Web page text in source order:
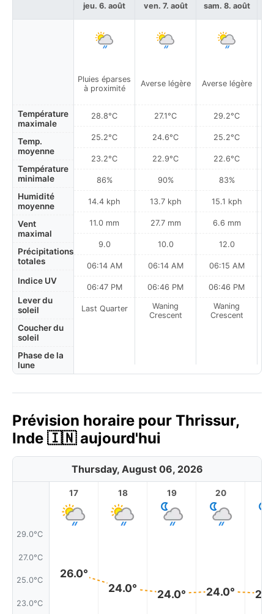
Température
maximale
Temp.
moyenne
Température
minimale
Humidité
moyenne
Vent
maximal
Précipitations
totales
Indice UV
Lever du
soleil
Coucher du
soleil
Phase de la
lune
jeu. 6. août
Pluies éparses
à proximité
28.8°C
25.2°C
23.2°C
86%
14.4 kph
11.0 mm
9.0
06:14 AM
06:47 PM
Last Quarter
ven. 7. août
Averse légère
27.1°C
24.6°C
22.9°C
90%
13.7 kph
27.7 mm
10.0
06:14 AM
06:46 PM
Waning
Crescent
sam. 8. août
Averse légère
29.2°C
25.2°C
22.6°C
83%
15.1 kph
6.6 mm
12.0
06:15 AM
06:46 PM
Waning
Crescent
Prévision horaire pour Thrissur,
Inde 🇮🇳 aujourd'hui
Thursday, August 06, 2026
29.0°C
27.0°C
25.0°C
23.0°C
17
26.0°
18
24.0°
19
24.0°
20
24.0°